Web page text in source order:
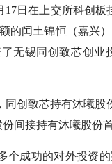
17日在上交所科创
的闰土锦恒（嘉兴
无锡同创致芯创业
同创致芯持有沐曦
间接持有沐曦股份
个成功的对外投资